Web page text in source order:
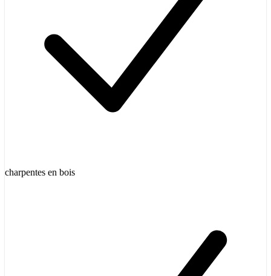
charpentes en bois